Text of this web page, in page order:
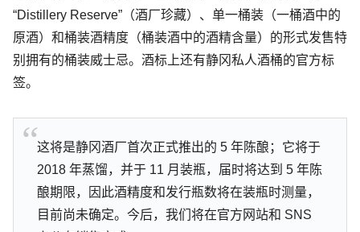
“Distillery Reserve”（酒厂珍藏）、单一桶装（一桶酒中的
原酒）和桶装酒精度（桶装酒中的酒精含量）的形式发售特
别拥有的桶装威士忌。酒标上还有静冈私人酒桶的官方标
签。
这将是静冈酒厂首次正式推出的 5 年陈酿；它将于
2018 年蒸馏，并于 11 月装瓶，届时将达到 5 年陈
酿期限，因此酒精度和发行瓶数将在装瓶时测量，
目前尚未确定。今后，我们将在官方网站和 SNS